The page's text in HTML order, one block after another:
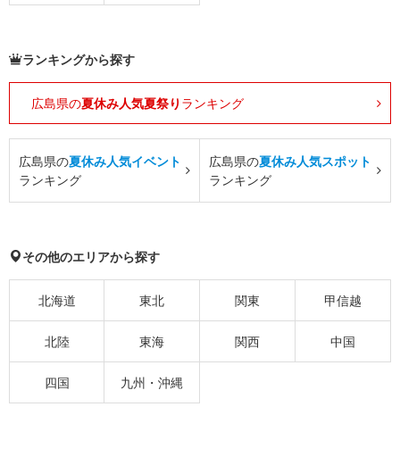
ランキングから探す
広島県の夏休み人気夏祭り ランキング
広島県の夏休み人気イベント
ランキング
広島県の夏休み人気スポット
ランキング
その他のエリアから探す
北海道 東北 関東 甲信越
北陸 東海 関西 中国
四国 九州・沖縄